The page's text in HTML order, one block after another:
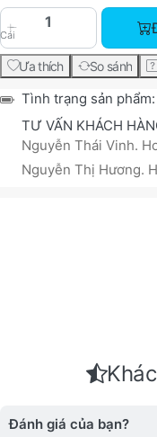
Cái
Máy in
Ưa thích So sánh
Tình trạng sản phẩm:
TƯ VẤN KHÁCH
Nguyễn Thái Vinh.
Nguyễn Thị Hương.
Đánh giá của bạn?